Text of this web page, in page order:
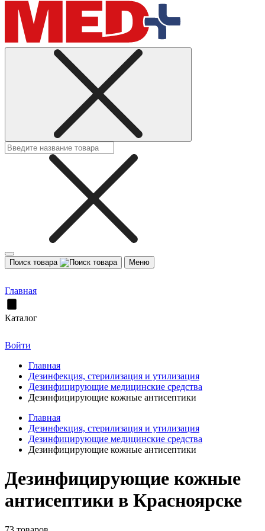
Поиск товара Меню
Главная
Каталог
Войти
Главная
Дезинфекция, стерилизация и утилизация
Дезинфицирующие медицинские средства
Дезинфицирующие кожные антисептики
Главная
Дезинфекция, стерилизация и утилизация
Дезинфицирующие медицинские средства
Дезинфицирующие кожные антисептики
Дезинфицирующие кожные
антисептики в Красноярске